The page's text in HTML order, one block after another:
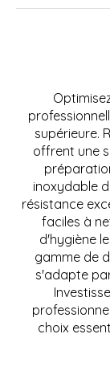
supérieure.
offrent une
inoxydable
résistance
faciles à
d'hygiène
gamme de
s'adapte
choix